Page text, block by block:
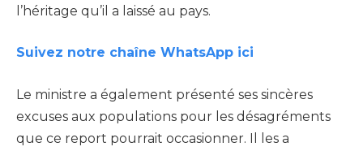
l’héritage qu’il a laissé au pays.
Suivez notre chaîne WhatsApp ici
Le ministre a également présenté ses sincères
excuses aux populations pour les désagréments
que ce report pourrait occasionner. Il les a